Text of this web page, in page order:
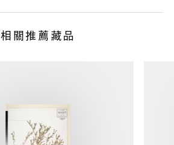
相關推薦藏品